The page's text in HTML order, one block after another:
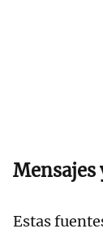
Mensajes
Estas